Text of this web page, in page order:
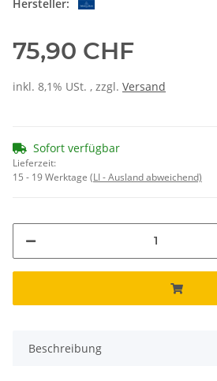
Hersteller:
75,90 CHF
inkl. 8,1% USt. , zzgl. Versand
Sofort verfügbar
Lieferzeit:
15 - 19 Werktage (LI - Ausland abweichend)
Beschreibung